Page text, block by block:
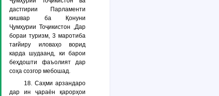
дастгирии Парламенти
кишвар ба Қонуни
Ҷумҳурии Тоҷикистон ,Дар
бораи туризм, 3 маротиба
тағйиру иловаҳо ворид
карда шудаанд, ки барои
беҳдошти фаъолият дар
соҳа созгор мебошад.
18. Саҳми арзандаро
дар ин ҷараён қарорҳои